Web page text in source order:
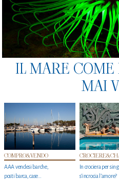
IL MARE COME
MAI
COMPRO&VENDO
AAA vendesi barche,
posti barca, case…
In crociera per
s'incrocia l’amore?